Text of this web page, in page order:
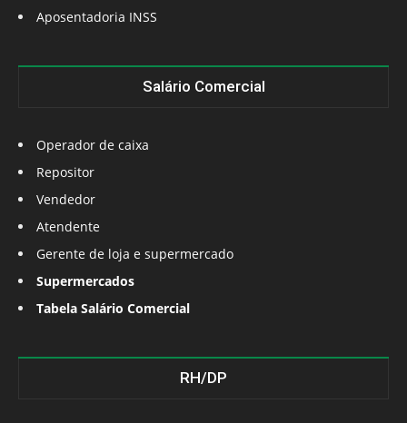
Aposentadoria INSS
Salário Comercial
Operador de caixa
Repositor
Vendedor
Atendente
Gerente de loja e supermercado
Supermercados
Tabela Salário Comercial
RH/DP